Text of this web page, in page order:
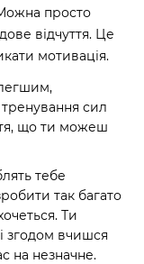
просто
відчуття. Це
мотивація.
сил
що ти можеш
тебе
так багато
Ти
згодом вчишся
на незначне.